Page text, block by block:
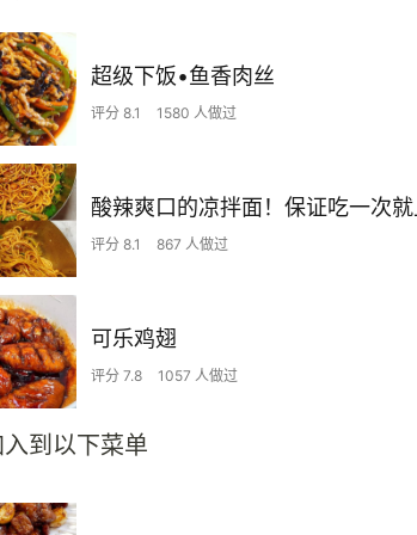
超级下饭•鱼香肉丝
评分 8.1 1580 人做过
酸辣爽口的凉拌面！保证吃一次
评分 8.1 867 人做过
可乐鸡翅
评分 7.8 1057 人做过
到以下菜单